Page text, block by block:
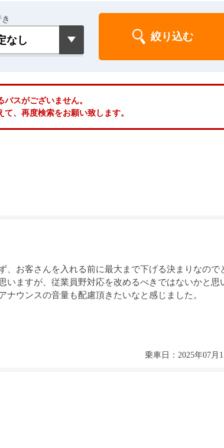
スがございません。
、再度検索をお願い致します。
お客さんを入れる前に最大まで下げる決まりなので
いますが、従業員野対応を改めるべきではないかと思
ウンスの音量も配慮頂きたいなと感じました。
乗車日：2025年07月